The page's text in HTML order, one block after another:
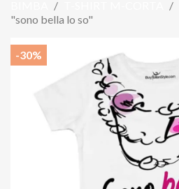
"sono bella lo so"
-30%